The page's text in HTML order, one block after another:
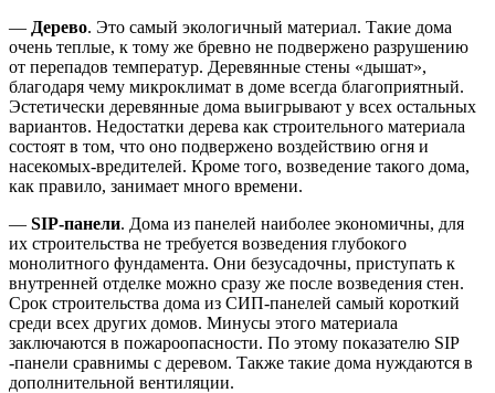
— Дерево. Это самый экологичный материал. Такие дома
очень теплые, к тому же бревно не подвержено разрушению
от перепадов температур. Деревянные стены «дышат»,
благодаря чему микроклимат в доме всегда благоприятный.
Эстетически деревянные дома выигрывают у всех остальных
вариантов. Недостатки дерева как строительного материала
состоят в том, что оно подвержено воздействию огня и
насекомых-вредителей. Кроме того, возведение такого дома,
как правило, занимает много времени.
— SIP-панели. Дома из панелей наиболее экономичны, для
их строительства не требуется возведения глубокого
монолитного фундамента. Они безусадочны, приступать к
внутренней отделке можно сразу же после возведения стен.
Срок строительства дома из СИП-панелей самый короткий
среди всех других домов. Минусы этого материала
заключаются в пожароопасности. По этому показателю SIP
-панели сравнимы с деревом. Также такие дома нуждаются в
дополнительной вентиляции.